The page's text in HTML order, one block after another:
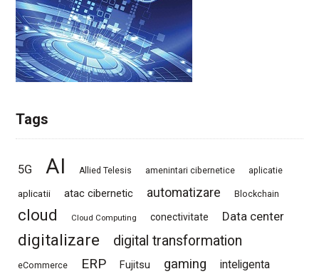
Tags
5G AI Allied Telesis amenintari cibernetice aplicatie
aplicatii atac cibernetic automatizare Blockchain
cloud Cloud Computing conectivitate Data center
digitalizare digital transformation
eCommerce ERP Fujitsu gaming
inteligenta